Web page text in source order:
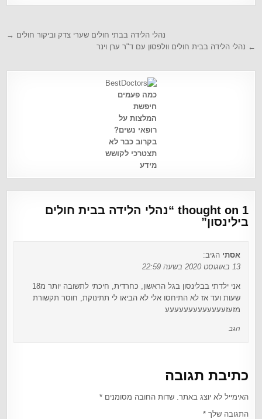
נהלי הלידה בבתי חולים שערי צדק וביקור חולים →
← נהלי הלידה בבית חולים וולפסון עם ד"ר ערן וינר
כמה פעמים
חיפשת
המלצות על
רופאי נשים?
בקרוב כבר לא
תצטרכי לקושש
מידע
1 thought on “
נהלי הלידה בבית חולים
בילינסון”
אסתי הגיב:
13 באוגוסט 2020 בשעה 22:59
אני ילדתי בבלינסון בגל הראשון, כחרדית, חיכתי לתשובה יותר מ18
שעות ועד אז לא התיחסו אלי לא הביאו לי תתינוקת, חוסר תקשורת
מזעזעעעעעעעעעעעעע
הגב
כתיבת תגובה
האימייל לא יוצג באתר. שדות החובה מסומנים*
התגובה שלך*